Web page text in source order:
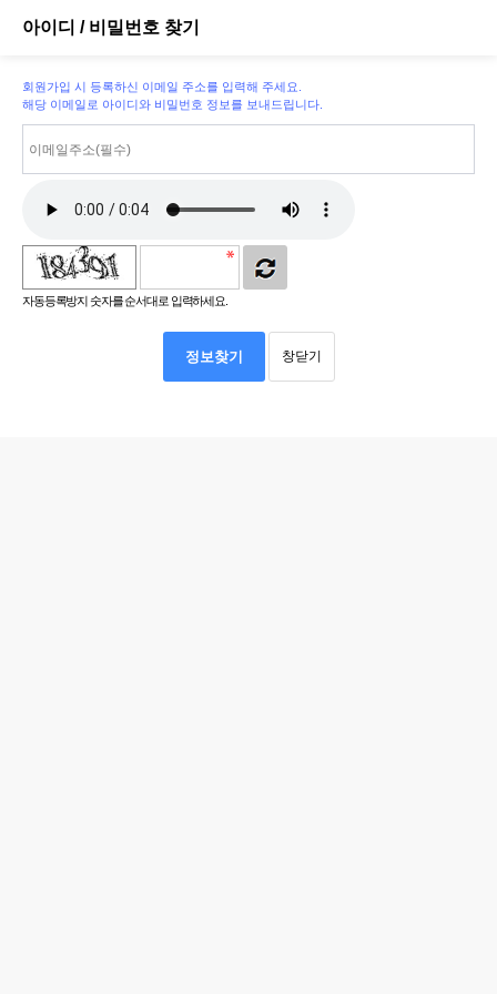
아이디 / 비밀번호 찾기
회원가입 시 등록하신 이메일 주소를 입력해 주세요.
해당 이메일로 아이디와 비밀번호 정보를 보내드립니다.
자동등록방지 숫자를 순서대로 입력하세요.
정보찾기 창닫기